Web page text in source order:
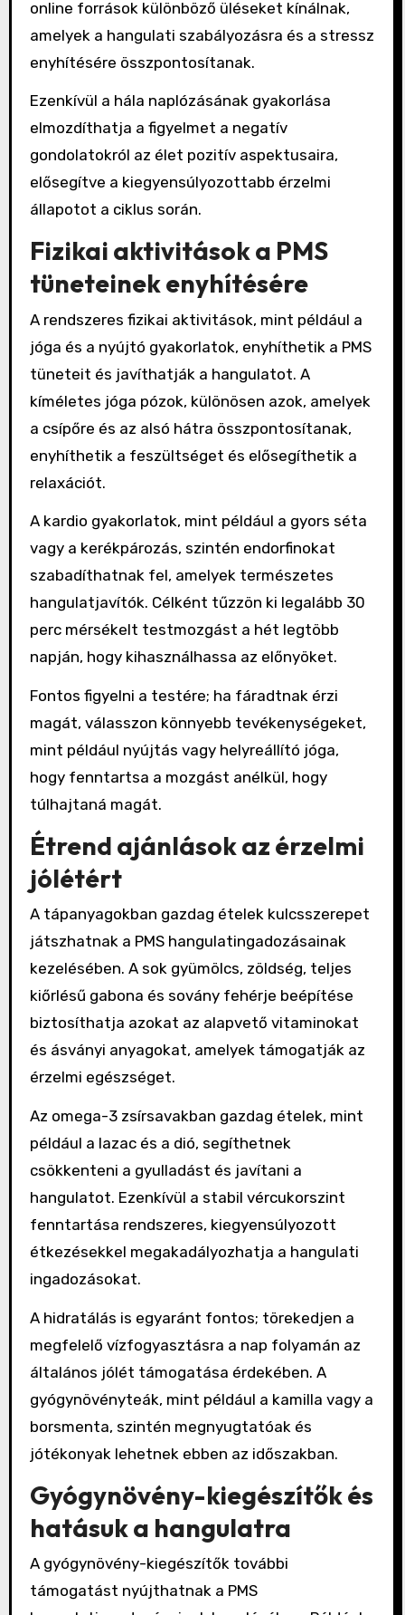
online források különböző üléseket kínálnak,
amelyek a hangulati szabályozásra és a stressz
enyhítésére összpontosítanak.
Ezenkívül a hála naplózásának gyakorlása
elmozdíthatja a figyelmet a negatív
gondolatokról az élet pozitív aspektusaira,
elősegítve a kiegyensúlyozottabb érzelmi
állapotot a ciklus során.
Fizikai aktivitások a PMS
tüneteinek enyhítésére
A rendszeres fizikai aktivitások, mint például a
jóga és a nyújtó gyakorlatok, enyhíthetik a PMS
tüneteit és javíthatják a hangulatot. A
kíméletes jóga pózok, különösen azok, amelyek
a csípőre és az alsó hátra összpontosítanak,
enyhíthetik a feszültséget és elősegíthetik a
relaxációt.
A kardio gyakorlatok, mint például a gyors séta
vagy a kerékpározás, szintén endorfinokat
szabadíthatnak fel, amelyek természetes
hangulatjavítók. Célként tűzzön ki legalább 30
perc mérsékelt testmozgást a hét legtöbb
napján, hogy kihasználhassa az előnyöket.
Fontos figyelni a testére; ha fáradtnak érzi
magát, válasszon könnyebb tevékenységeket,
mint például nyújtás vagy helyreállító jóga,
hogy fenntartsa a mozgást anélkül, hogy
túlhajtaná magát.
Étrend ajánlások az érzelmi
jólétért
A tápanyagokban gazdag ételek kulcsszerepet
játszhatnak a PMS hangulatingadozásainak
kezelésében. A sok gyümölcs, zöldség, teljes
kiőrlésű gabona és sovány fehérje beépítése
biztosíthatja azokat az alapvető vitaminokat
és ásványi anyagokat, amelyek támogatják az
érzelmi egészséget.
Az omega-3 zsírsavakban gazdag ételek, mint
például a lazac és a dió, segíthetnek
csökkenteni a gyulladást és javítani a
hangulatot. Ezenkívül a stabil vércukorszint
fenntartása rendszeres, kiegyensúlyozott
étkezésekkel megakadályozhatja a hangulati
ingadozásokat.
A hidratálás is egyaránt fontos; törekedjen a
megfelelő vízfogyasztásra a nap folyamán az
általános jólét támogatása érdekében. A
gyógynövényteák, mint például a kamilla vagy a
borsmenta, szintén megnyugtatóak és
jótékonyak lehetnek ebben az időszakban.
Gyógynövény-kiegészítők és
hatásuk a hangulatra
A gyógynövény-kiegészítők további
támogatást nyújthatnak a PMS